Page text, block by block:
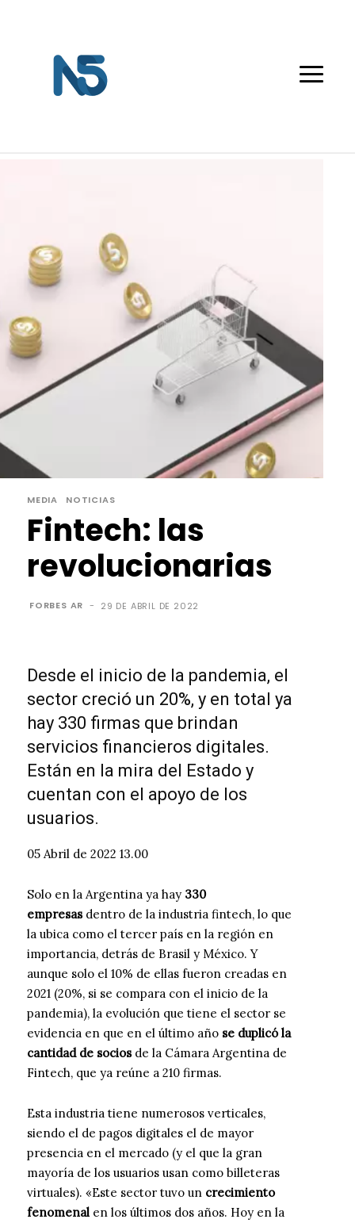
MEDIA NOTICIAS
Fintech: las
revolucionarias
FORBES AR - 29 DE ABRIL DE 2022
Desde el inicio de la pandemia, el
sector creció un 20%, y en total ya
hay 330 firmas que brindan
servicios financieros digitales.
Están en la mira del Estado y
cuentan con el apoyo de los
usuarios.
05 Abril de 2022 13.00
Solo en la Argentina ya hay 330
empresasdentro de la industria fintech, lo que
la ubica como el tercer país en la región en
importancia, detrás de Brasil y México. Y
aunque solo el 10% de ellas fueron creadas en
2021 (20%, si se compara con el inicio de la
pandemia), la evolución que tiene el sector se
evidencia en que en el último año se duplicó la
cantidad de socios de la Cámara Argentina de
Fintech, que ya reúne a 210 firmas.
Esta industria tiene numerosos verticales,
siendo el de pagos digitales el de mayor
presencia en el mercado (y el que la gran
mayoría de los usuarios usan como billeteras
virtuales). «Este sector tuvo un crecimiento
fenomenal en los últimos dos años. Hoy en la